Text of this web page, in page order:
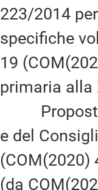
223/2014
specifiche
19
primaria alla
Proposta
e del
(COM(2020)
(da